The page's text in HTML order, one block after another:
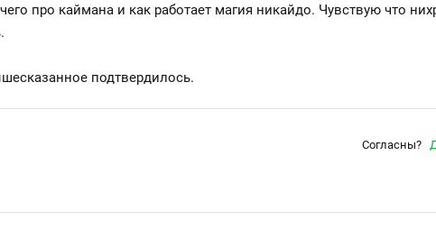
про каймана и как работает магия никайдо. Чувствую что
подтвердилось.
Согласны?